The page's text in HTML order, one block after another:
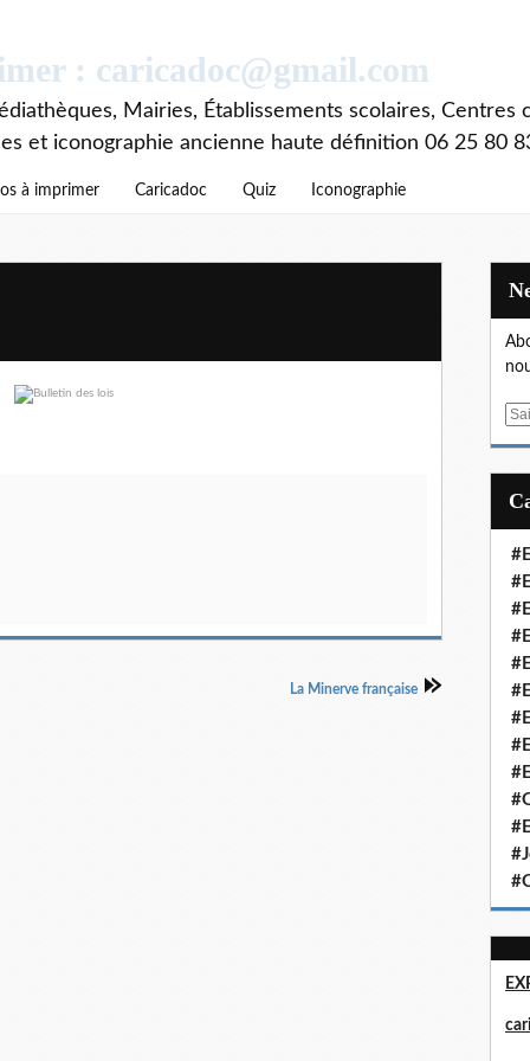
: caricadoc@gmail.com
Mairies, Établissements scolaires, Centres
et iconographie ancienne haute définition 06 25 80
à imprimer Caricadoc Quiz Iconographie
La Minerve française
E